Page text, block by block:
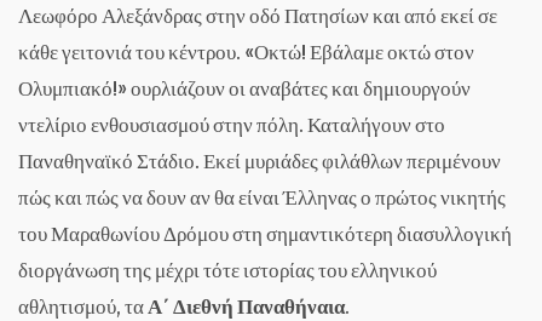
Λεωφόρο Αλεξάνδρας στην οδό Πατησίων και από εκεί σε
κάθε γειτονιά του κέντρου. «Οκτώ! Εβάλαμε οκτώ στον
Ολυμπιακό!» ουρλιάζουν οι αναβάτες και δημιουργούν
ντελίριο ενθουσιασμού στην πόλη. Καταλήγουν στο
Παναθηναϊκό Στάδιο. Εκεί μυριάδες φιλάθλων περιμένουν
πώς και πώς να δουν αν θα είναι Έλληνας ο πρώτος νικητής
του Μαραθωνίου Δρόμου στη σημαντικότερη διασυλλογική
διοργάνωση της μέχρι τότε ιστορίας του ελληνικού
αθλητισμού, ταΑ΄ Διεθνή Παναθήναια.